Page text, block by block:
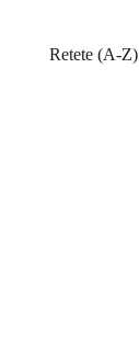
Retete (A-Z)